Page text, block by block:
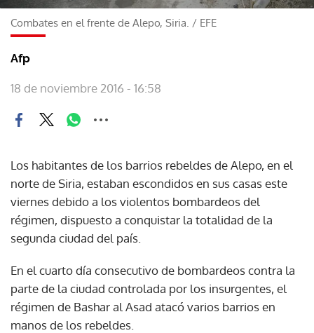
Combates en el frente de Alepo, Siria. / EFE
Afp
18 de noviembre 2016 - 16:58
Los habitantes de los barrios rebeldes de Alepo, en el
norte de Siria, estaban escondidos en sus casas este
viernes debido a los violentos bombardeos del
régimen, dispuesto a conquistar la totalidad de la
segunda ciudad del país.
En el cuarto día consecutivo de bombardeos contra la
parte de la ciudad controlada por los insurgentes, el
régimen de Bashar al Asad atacó varios barrios en
manos de los rebeldes.